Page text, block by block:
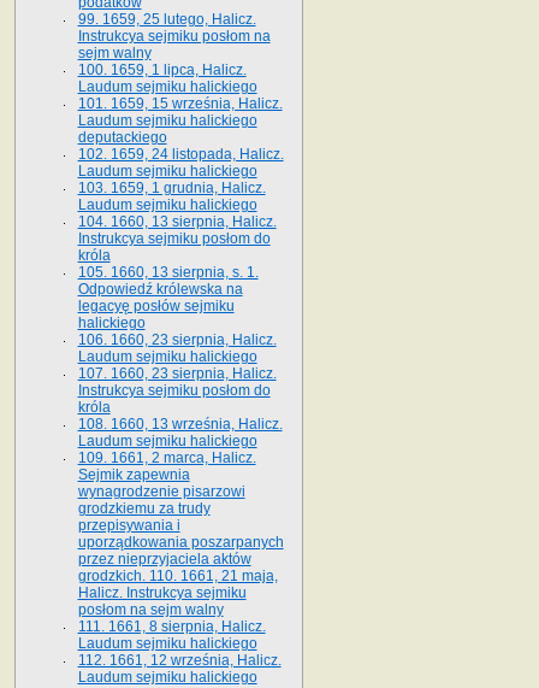
99. 1659, 25 lutego, Halicz.
Instrukcya sejmiku posłom na
sejm walny
100. 1659, 1 lipca, Halicz.
Laudum sejmiku halickiego
101. 1659, 15 września, Halicz.
Laudum sejmiku halickiego
deputackiego
102. 1659, 24 listopada, Halicz.
Laudum sejmiku halickiego
103. 1659, 1 grudnia, Halicz.
Laudum sejmiku halickiego
104. 1660, 13 sierpnia, Halicz.
Instrukcya sejmiku posłom do
króla
105. 1660, 13 sierpnia, s. 1.
Odpowiedź królewska na
legacyę posłów sejmiku
halickiego
106. 1660, 23 sierpnia, Halicz.
Laudum sejmiku halickiego
107. 1660, 23 sierpnia, Halicz.
Instrukcya sejmiku posłom do
króla
108. 1660, 13 września, Halicz.
Laudum sejmiku halickiego
109. 1661, 2 marca, Halicz.
Sejmik zapewnia
wynagrodzenie pisarzowi
grodzkiemu za trudy
przepisywania i
uporządkowania poszarpanych
przez nieprzyjaciela aktów
grodzkich. 110. 1661, 21 maja,
Halicz. Instrukcya sejmiku
posłom na sejm walny
111. 1661, 8 sierpnia, Halicz.
Laudum sejmiku halickiego
112. 1661, 12 września, Halicz.
Laudum sejmiku halickiego